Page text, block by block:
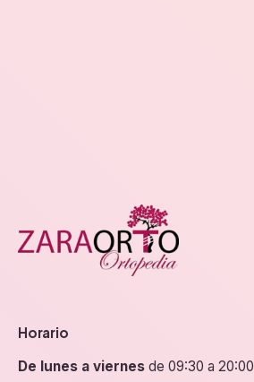
Horario
De lunes a viernes de 09:30 a 20:00